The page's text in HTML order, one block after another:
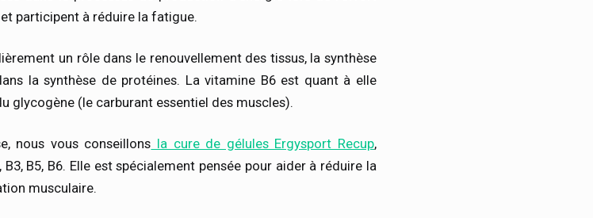
participent à réduire la fatigue.
un rôle dans le renouvellement des tissus, la synthèse
la synthèse de protéines. La vitamine B6 est quant à elle
glycogène (le carburant essentiel des muscles).
nous vous conseillons la cure de gélules Ergysport Recup,
B5, B6. Elle est spécialement pensée pour aider à réduire la
musculaire.